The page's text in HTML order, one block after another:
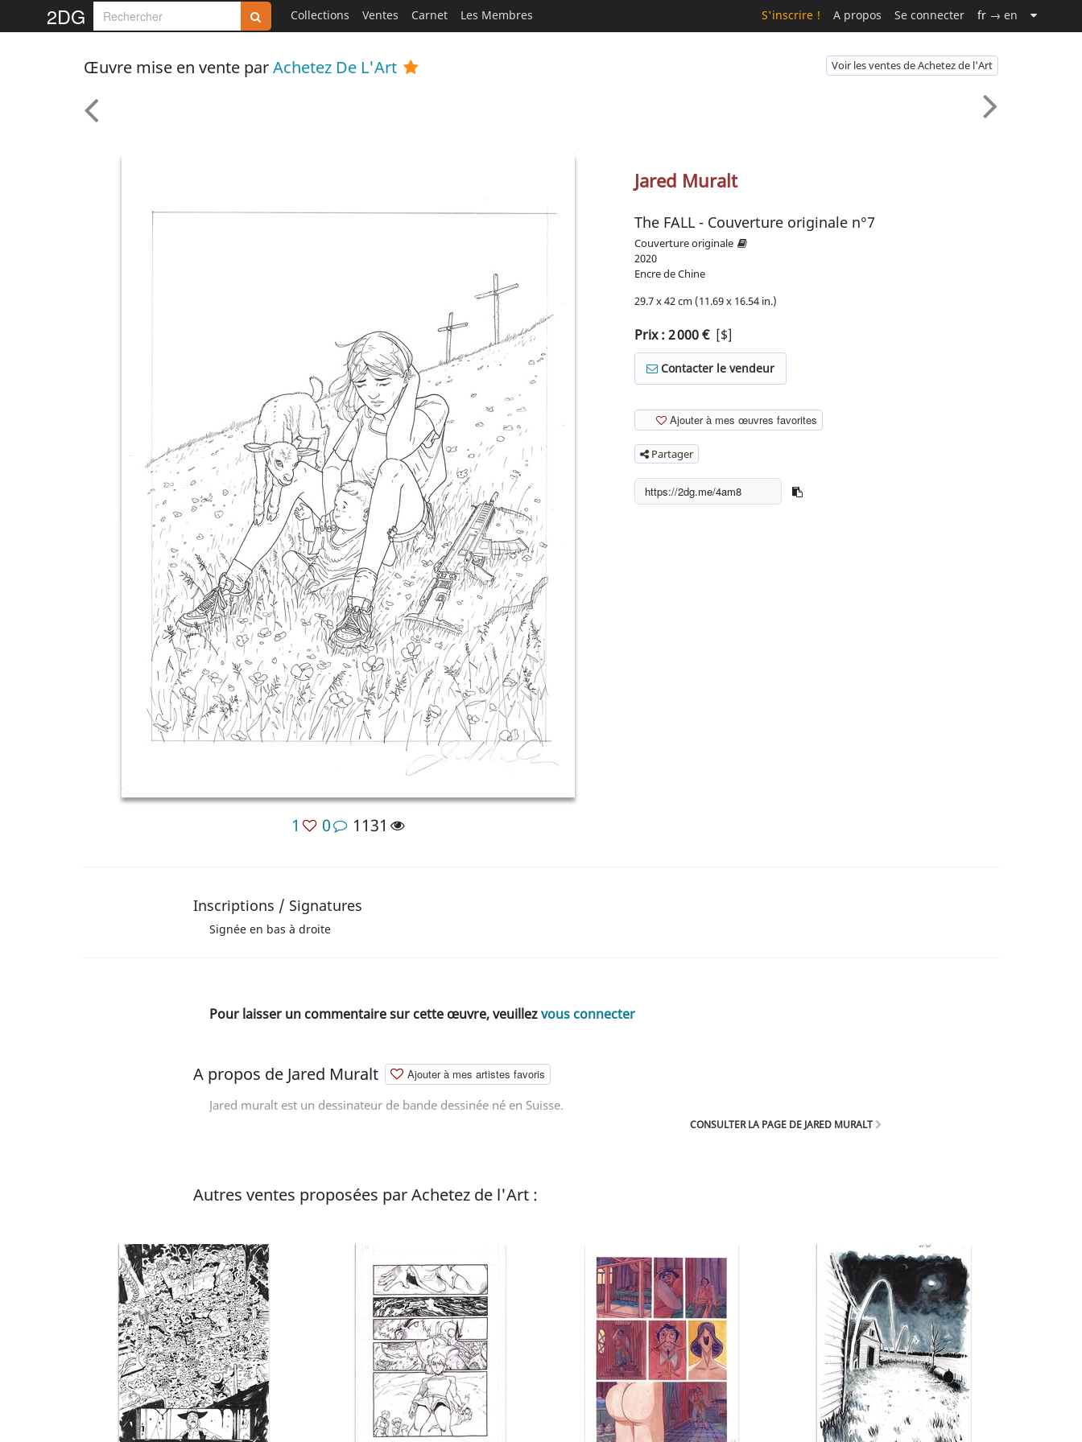
2DG Collections Ventes Carnet Les Membres S'inscrire ! A propos Se connecter fr → en
Œuvre mise en vente parAchetez De L'Art Voir les ventes de Achetez de l'Art
1 0 1131
Jared Muralt
The FALL - Couverture originale n°7
Couverture originale
2020
Encre de Chine
29.7 x 42 cm (11.69 x 16.54 in.)
Prix : 2 000 [$]
Contacter le vendeur
Ajouter à mes œuvres favorites
Partager
Inscriptions / Signatures
Signée en bas à droite
Pour laisser un commentaire sur cette œuvre, veuillezvous connecter
A propos de Jared Muralt Ajouter à mes artistes favoris
Jared muralt est un dessinateur de bande dessinée né en Suisse.
CONSULTER LA PAGE DE JARED MURALT
Autres ventes proposées par Achetez de l'Art :